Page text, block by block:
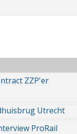
ZZP'er
Utrecht
ProRail